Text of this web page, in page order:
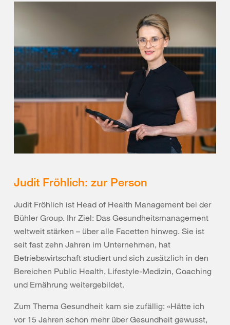
Judit Fröhlich: zur Person
Judit Fröhlich ist Head of Health Management bei der
Bühler Group. Ihr Ziel: Das Gesundheitsmanagement
weltweit stärken – über alle Facetten hinweg. Sie ist
seit fast zehn Jahren im Unternehmen, hat
Betriebswirtschaft studiert und sich zusätzlich in den
Bereichen Public Health, Lifestyle-Medizin, Coaching
und Ernährung weitergebildet.
Zum Thema Gesundheit kam sie zufällig: «Hätte ich
vor 15 Jahren schon mehr über Gesundheit gewusst,